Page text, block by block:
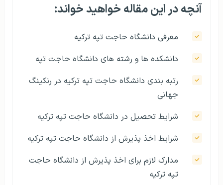
آنچه در این مقاله خواهید خواند:
معرفی دانشگاه حاجت تپه ترکیه
دانشکده ها و رشته های دانشگاه حاجت تپه
رتبه بندی دانشگاه حاجت تپه ترکیه در رنکینگ
جهانی
شرایط تحصیل در دانشگاه حاجت تپه ترکیه
شرایط اخذ پذیرش از دانشگاه حاجت تپه ترکیه
مدارک لازم برای اخذ پذیرش از دانشگاه حاجت
تپه ترکیه